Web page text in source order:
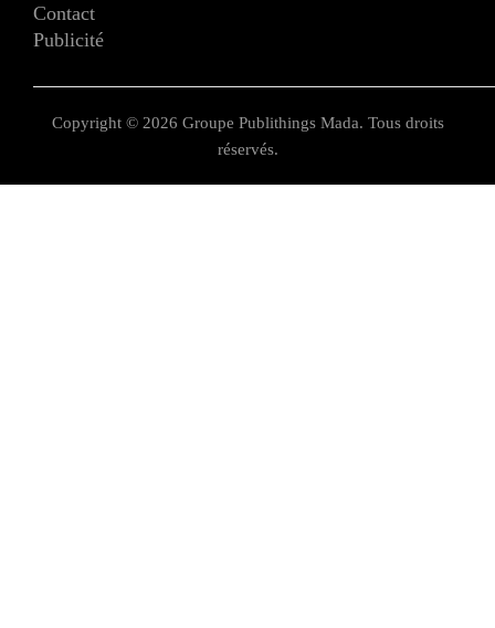
Contact
Publicité
Copyright © 2026 Groupe Publithings Mada. Tous droits
réservés.